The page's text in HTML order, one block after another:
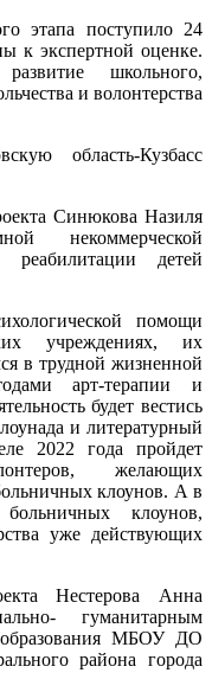
этапа поступило 24
к экспертной оценке.
школьного,
и волонтерства
область-Кузбасс
Синюкова Назиля
некоммерческой
реабилитации детей
помощи
учреждениях, их
в трудной жизненной
арт-терапии и
будет вестись
и литературный
2022 года пройдет
желающих
клоунов. А в
клоунов,
уже действующих
Нестерова Анна
гуманитарным
образования МБОУ ДО
района города